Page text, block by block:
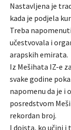
Nastavljena je
kada je podjela
Treba
učestvovala i
arapskih emirata.
Iz Mešihata IZ-e
svake godine
napomenu da je i
posredstvom
rekordan broj.
I doista, ko učini i